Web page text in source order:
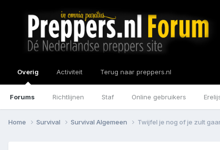
Overig
Forums Richtlijnen Staf Online gebruikers
Activiteit Terug naar preppers.nl
Home Survival Survival Algemeen Twijfel je nog of je zult